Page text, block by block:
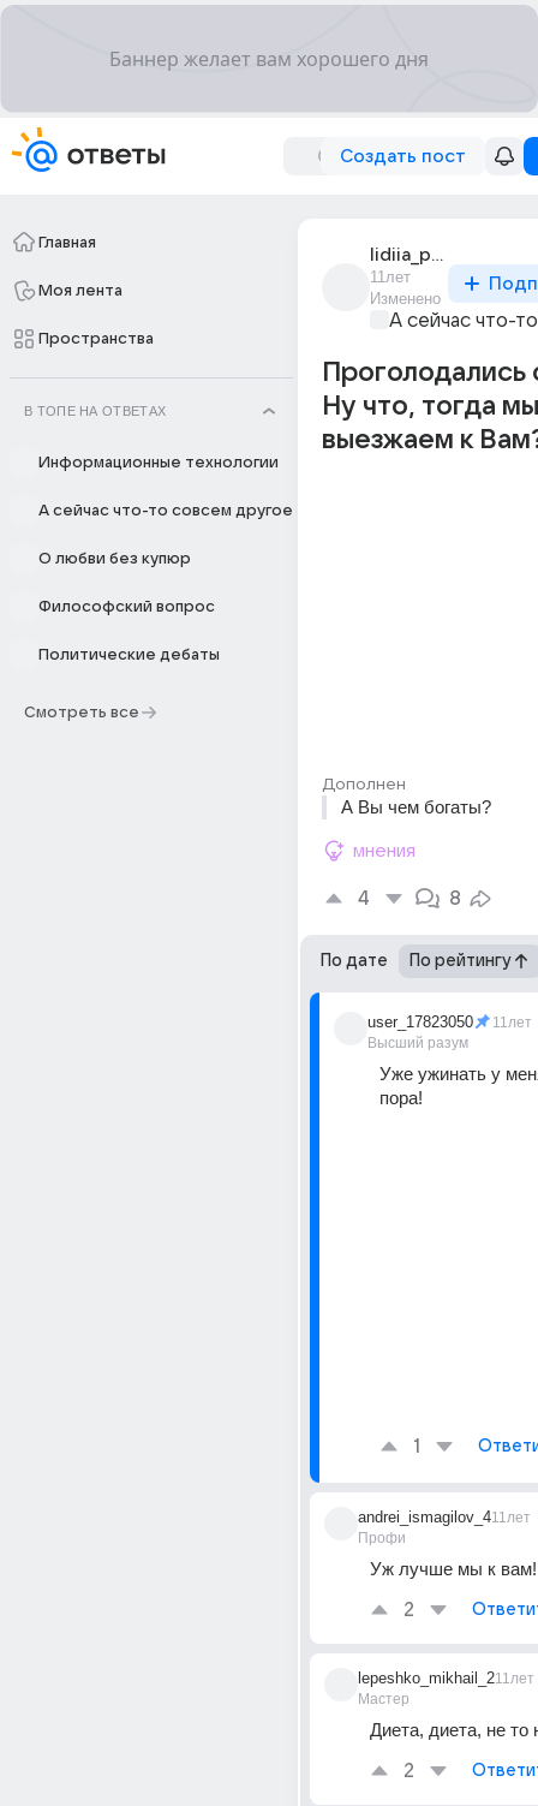
Создать пост
Главная
Моя лента
Пространства
В ТОПЕ НА ОТВЕТАХ
Информационные технологии
А сейчас что-то совсем другое
О любви без купюр
Философский вопрос
Политические дебаты
Смотреть все
lidiia_prokopets_2
11лет
Изменено
А сейчас что-
Проголодались
Ну что, тогда мы
выезжаем к
Дополнен
А Вы чем богаты?
мнения
4 8
По дате По рейтингу
user_17823050
Высший разум
11лет
Уже ужинать у
пора!
1
andrei_ismagilov_4
Профи
11лет
Уж лучше мы к
2
lepeshko_mikhail_2
Мастер
11лет
Диета, диета, не то
2